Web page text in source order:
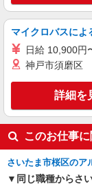
職業紹介
株式会社kotrio /
キー
職業紹介
株式会社kotrio /
マイクロバスによ
日給 10,900円
神戸市須磨区
詳細を
このお仕事
さいたま市桜区のア
同じ職種からさ